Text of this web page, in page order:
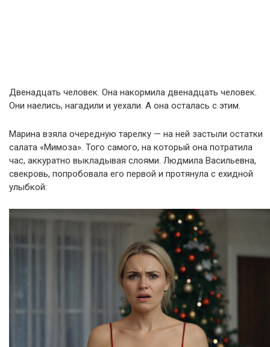
Двенадцать человек. Она накормила двенадцать человек.
Они наелись, нагадили и уехали. А она осталась с этим.
Марина взяла очередную тарелку — на ней застыли остатки
салата «Мимоза». Того самого, на который она потратила
час, аккуратно выкладывая слоями. Людмила Васильевна,
свекровь, попробовала его первой и протянула с ехидной
улыбкой: